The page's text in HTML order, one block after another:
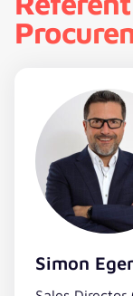
Simon Eger